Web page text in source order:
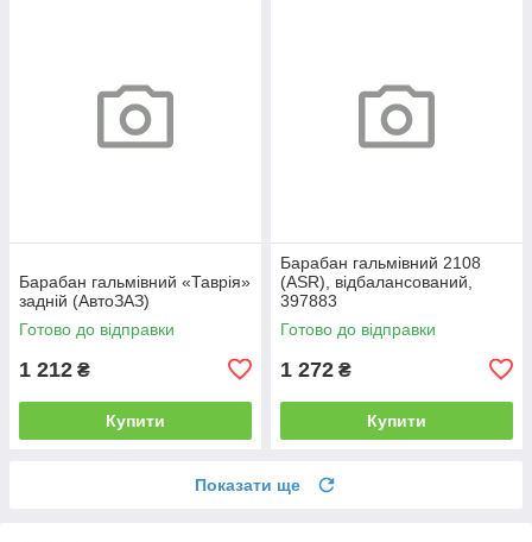
Барабан гальмівний «Таврія»
задній (АвтоЗАЗ)
Готово до відправки
1 212 ₴
Купити
Барабан гальмівний 2108
(ASR), відбалансований,
397883
Готово до відправки
1 272 ₴
Купити
Показати ще